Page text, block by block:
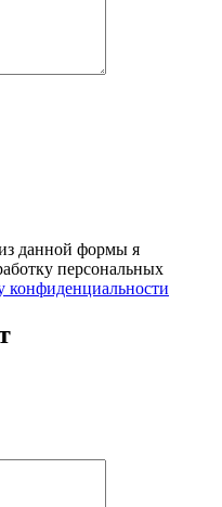
данной формы я
персональных
конфиденциальности